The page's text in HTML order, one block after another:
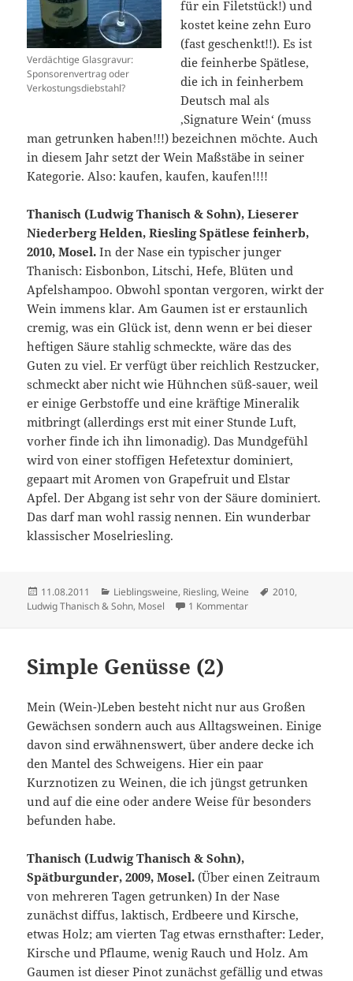
Verdächtige Glasgravur:
Sponsorenvertrag oder
Verkostungsdiebstahl?
für ein Filetstück!) und
kostet keine zehn Euro
(fast geschenkt!!). Es ist
die feinherbe Spätlese,
die ich in feinherbem
Deutsch mal als
‚Signature Wein‘ (muss
man getrunken haben!!!) bezeichnen möchte. Auch
in diesem Jahr setzt der Wein Maßstäbe in seiner
Kategorie. Also: kaufen, kaufen, kaufen!!!!
Thanisch (Ludwig Thanisch & Sohn), Lieserer
Niederberg Helden, Riesling Spätlese feinherb,
2010, Mosel. In der Nase ein typischer junger
Thanisch: Eisbonbon, Litschi, Hefe, Blüten und
Apfelshampoo. Obwohl spontan vergoren, wirkt der
Wein immens klar. Am Gaumen ist er erstaunlich
cremig, was ein Glück ist, denn wenn er bei dieser
heftigen Säure stahlig schmeckte, wäre das des
Guten zu viel. Er verfügt über reichlich Restzucker,
schmeckt aber nicht wie Hühnchen süß-sauer, weil
er einige Gerbstoffe und eine kräftige Mineralik
mitbringt (allerdings erst mit einer Stunde Luft,
vorher finde ich ihn limonadig). Das Mundgefühl
wird von einer stoffigen Hefetextur dominiert,
gepaart mit Aromen von Grapefruit und Elstar
Apfel. Der Abgang ist sehr von der Säure dominiert.
Das darf man wohl rassig nennen. Ein wunderbar
klassischer Moselriesling.
Veröffentlicht
am
11.08.2011 Kategorien
Lieblingsweine, Riesling,Weine Schlagwörter
2010,
Ludwig Thanisch & Sohn, Mosel 1 Kommentarzu Verdächtiges
Simple Genüsse (2)
Mein (Wein-)Leben besteht nicht nur aus Großen
Gewächsen sondern auch aus Alltagsweinen. Einige
davon sind erwähnenswert, über andere decke ich
den Mantel des Schweigens. Hier ein paar
Kurznotizen zu Weinen, die ich jüngst getrunken
und auf die eine oder andere Weise für besonders
befunden habe.
Thanisch (Ludwig Thanisch & Sohn),
Spätburgunder, 2009, Mosel. (Über einen Zeitraum
von mehreren Tagen getrunken) In der Nase
zunächst diffus, laktisch, Erdbeere und Kirsche,
etwas Holz; am vierten Tag etwas ernsthafter: Leder,
Kirsche und Pflaume, wenig Rauch und Holz. Am
Gaumen ist dieser Pinot zunächst gefällig und etwas